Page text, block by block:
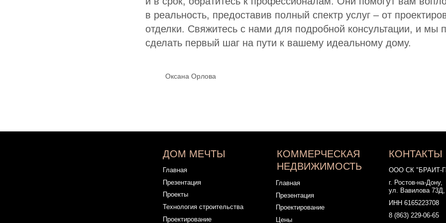
в реальность, предоставив полный спектр услуг – от
отделки. Свяжитесь с нами для подробной консультации, и мы
сделать первый шаг на пути к вашему идеальному дому.
Оксана Орлова
Блог
Цены
Презентация
Проектирование
ИНН 6165223708
ул. Вавилова 73Д, оф. 313
sk.brait@yandex.ru
8 (938) 121-44-19
Портфолио
Проектирование
Ипотека
Технология строительства
Проекты